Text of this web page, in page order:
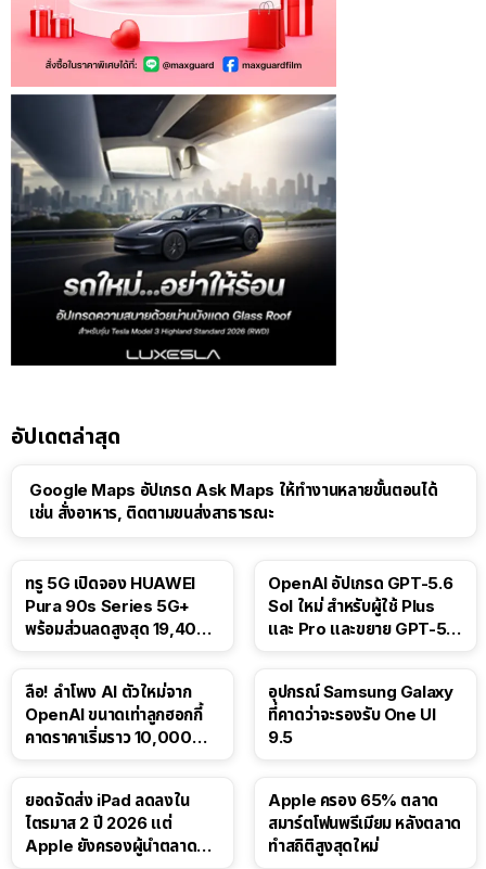
อัปเดตล่าสุด
Google Maps อัปเกรด Ask Maps ให้ทำงานหลายขั้นตอนได้
เช่น สั่งอาหาร, ติดตามขนส่งสาธารณะ
ทรู 5G เปิดจอง HUAWEI
Pura 90s Series 5G+
พร้อมส่วนลดสูงสุด 19,400
OpenAI อัปเกรด GPT-5.6
Sol ใหม่ สำหรับผู้ใช้ Plus
และ Pro และขยาย GPT-5.6
ลือ! ลำโพง AI ตัวใหม่จาก
OpenAI ขนาดเท่าลูกฮอกกี้
คาดราคาเริ่มราว 10,000
อุปกรณ์ Samsung Galaxy
ที่คาดว่าจะรองรับ One UI
9.5
ยอดจัดส่ง iPad ลดลงใน
ไตรมาส 2 ปี 2026 แต่
Apple ยังครองผู้นำตลาด
Apple ครอง 65% ตลาด
สมาร์ตโฟนพรีเมียม หลังตลาด
ทำสถิติสูงสุดใหม่